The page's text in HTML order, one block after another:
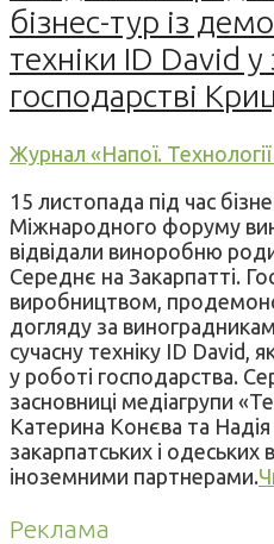
бізнес-тур із
техніки ID David
господарстві
Журнал «Напої. Технології
15 листопада під час
Міжнародного форуму
відвідали виноробню
Середнє на Закарпатті.
виробництвом,
догляду за
сучасну техніку ID David,
у роботі господарства.
засновниці медіагрупи
Катерина Конєва та
закарпатських і одеських
іноземними партнерами.
Реклама